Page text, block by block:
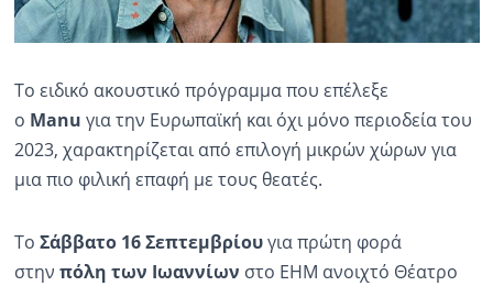
Το ειδικό ακουστικό πρόγραμμα που επέλεξε
ο Manu για την Ευρωπαϊκή και όχι μόνο περιοδεία του
2023, χαρακτηρίζεται από επιλογή μικρών χώρων για
μια πιο φιλική επαφή με τους θεατές.
Το Σάββατο 16 Σεπτεμβρίουγια πρώτη φορά
στην πόλη των Ιωαννίων στο ΕΗΜ ανοιχτό Θέατρο